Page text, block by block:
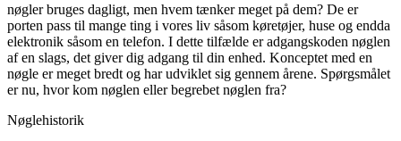
nøgler bruges dagligt, men hvem tænker meget på dem? De er
porten pass til mange ting i vores liv såsom køretøjer, huse og endda
elektronik såsom en telefon. I dette tilfælde er adgangskoden nøglen
af en slags, det giver dig adgang til din enhed. Konceptet med en
nøgle er meget bredt og har udviklet sig gennem årene. Spørgsmålet
er nu, hvor kom nøglen eller begrebet nøglen fra?
Nøglehistorik